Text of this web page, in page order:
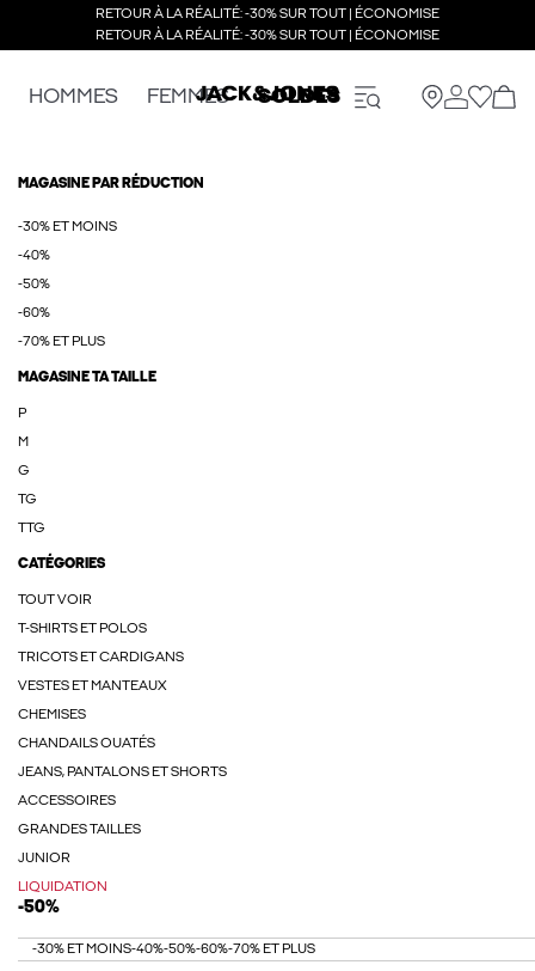
RETOUR À LA RÉALITÉ: -30% SUR TOUT | ÉCONOMISE
RETOUR À LA RÉALITÉ: -30% SUR TOUT | ÉCONOMISE
HOMMES FEMMES SOLDES
MAGASINE PAR RÉDUCTION
-30% ET MOINS
-40%
-50%
-60%
-70% ET PLUS
MAGASINE TA TAILLE
P
M
G
TG
TTG
CATÉGORIES
TOUT VOIR
T-SHIRTS ET POLOS
TRICOTS ET CARDIGANS
VESTES ET MANTEAUX
CHEMISES
CHANDAILS OUATÉS
JEANS, PANTALONS ET SHORTS
ACCESSOIRES
GRANDES TAILLES
JUNIOR
LIQUIDATION
-50%
-30% ET MOINS-40%-50%-60%-70% ET PLUS